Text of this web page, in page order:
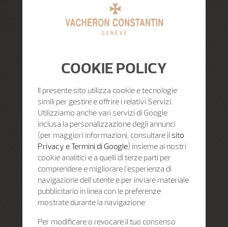
COOKIE POLICY
Il presente sito utilizza cookie e tecnologie
simili per gestire e offrire i relativi Servizi.
Utilizziamo anche vari servizi di Google
inclusa la personalizzazione degli annunci
(per maggiori informazioni, consultare il sito
Privacy e Termini di Google) insieme ai nostri
cookie analitici e a quelli di terze parti per
comprendere e migliorare l'esperienza di
navigazione dell'utente e per inviare materiale
pubblicitario in linea con le preferenze
mostrate durante la navigazione
Per modificare o revocare il tuo consenso